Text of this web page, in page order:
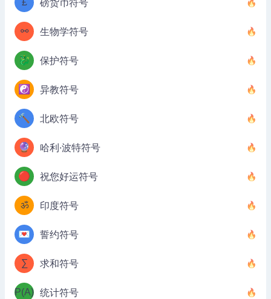
磅货币符号
⚯ 生物学符号
🐉 保护符号
☯️ 异教符号
🔨 北欧符号
🔮 哈利·波特符号
🔴 祝您好运符号
ॐ 印度符号
💌 誓约符号
∑ 求和符号
P(A) 统计符号